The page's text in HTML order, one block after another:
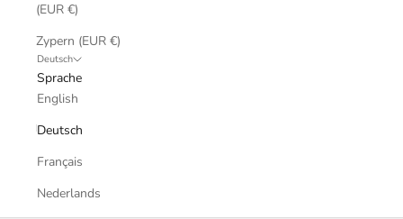
(EUR €)
Zypern (EUR €)
Deutsch
Sprache
English
Deutsch
Français
Nederlands